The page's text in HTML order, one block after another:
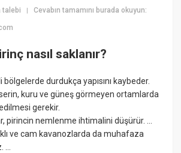
talebi |Cevabın tamamını burada okuyun:
nasıl saklanır?
bölgelerde durdukça yapısını kaybeder.
kuru ve güneş görmeyen ortamlarda
gerekir.
pirincin nemlenme ihtimalini düşürür. ...
ve cam kavanozlarda da muhafaza
...